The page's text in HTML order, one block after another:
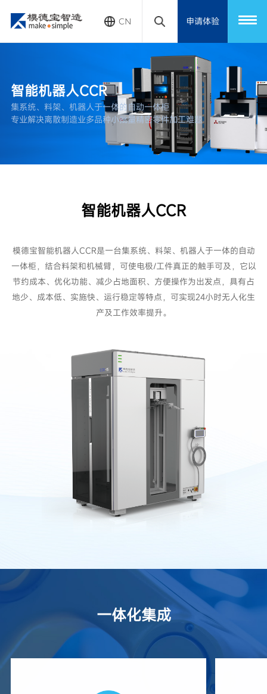
CN 申请体验
智能机器人CCR
集系统、料架、机器人于一体的自动一体柜
专业解决离散制造业多品种小批量精密零件加工难题
智能机器人CCR
模德宝智能机器人CCR是一台集系统、料架、机器人于一体的自动
一体柜，结合料架和机械臂，可使电极/工件真正的触手可及，它以
节约成本、优化功能、减少占地面积、方便操作为出发点，具有占
地少、成本低、实施快、运行稳定等特点，可实现24小时无人化生
产及工作效率提升。
一体化集成